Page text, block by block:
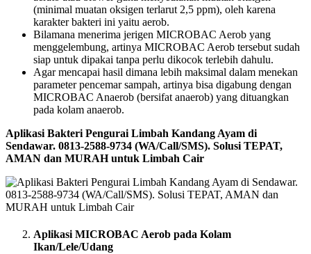
(minimal muatan oksigen terlarut 2,5 ppm), oleh karena
karakter bakteri ini yaitu aerob.
Bilamana menerima jerigen MICROBAC Aerob yang
menggelembung, artinya MICROBAC Aerob tersebut sudah
siap untuk dipakai tanpa perlu dikocok terlebih dahulu.
Agar mencapai hasil dimana lebih maksimal dalam menekan
parameter pencemar sampah, artinya bisa digabung dengan
MICROBAC Anaerob (bersifat anaerob) yang dituangkan
pada kolam anaerob.
Aplikasi Bakteri Pengurai Limbah Kandang Ayam di
Sendawar. 0813-2588-9734 (WA/Call/SMS). Solusi TEPAT,
AMAN dan MURAH untuk Limbah Cair
Aplikasi MICROBAC Aerob pada Kolam
Ikan/Lele/Udang